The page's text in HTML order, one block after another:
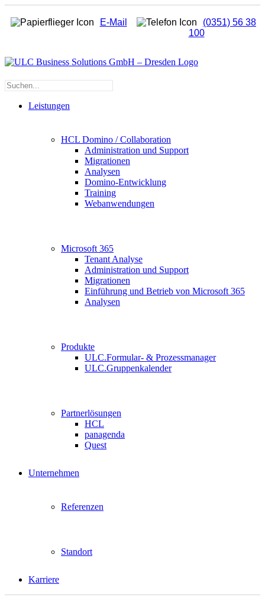
E-Mail
(0351) 56 38
100
Suche
Leistungen
HCL Domino / Collaboration
Administration und Support
Migrationen
Analysen
Domino-Entwicklung
Training
Webanwendungen
Microsoft 365
Tenant Analyse
Administration und Support
Migrationen
Einführung und Betrieb von Microsoft 365
Analysen
Produkte
ULC.Formular- & Prozessmanager
ULC.Gruppenkalender
Partnerlösungen
HCL
panagenda
Quest
Unternehmen
Referenzen
Standort
Karriere